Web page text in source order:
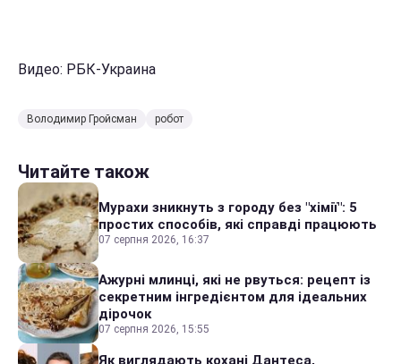
Видео: РБК-Украина
Володимир Гройсман робот
Читайте також
Мурахи зникнуть з городу без "хімії": 5
простих способів, які справді працюють
07 серпня 2026, 16:37
Ажурні млинці, які не рвуться: рецепт із
секретним інгредієнтом для ідеальних
дірочок
07 серпня 2026, 15:55
Як виглядають кохані Дантеса,